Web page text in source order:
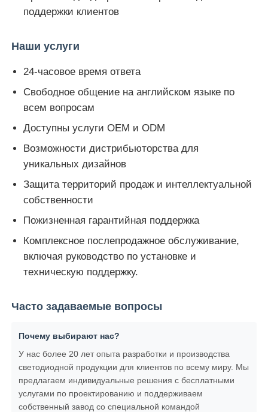
поддержки клиентов
Наши услуги
24-часовое время ответа
Свободное общение на английском языке по
всем вопросам
Доступны услуги OEM и ODM
Возможности дистрибьюторства для
уникальных дизайнов
Защита территорий продаж и интеллектуальной
собственности
Пожизненная гарантийная поддержка
Комплексное послепродажное обслуживание,
включая руководство по установке и
техническую поддержку.
Часто задаваемые вопросы
Почему выбирают нас?
У нас более 20 лет опыта разработки и производства
светодиодной продукции для клиентов по всему миру. Мы
предлагаем индивидуальные решения с бесплатными
услугами по проектированию и поддерживаем
собственный завод со специальной командой